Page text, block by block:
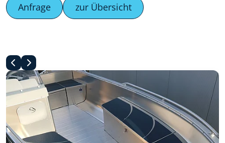
Anfrage zur Übersicht